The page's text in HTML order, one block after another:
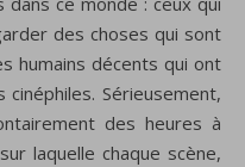
des choses qui sont
humains décents qui ont
Sérieusement,
des heures à
laquelle chaque scène,